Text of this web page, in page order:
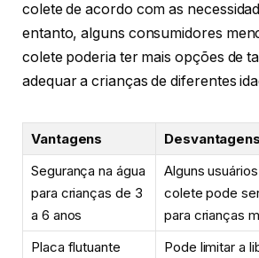
colete de acordo com as
entanto, alguns consumidores
colete poderia ter mais opções de
adequar a crianças de diferentes
Vantagens
Desvantagens
Segurança na água
para crianças de 3
a 6 anos
Alguns
colete pode
para crianças
Placa flutuante
Pode limitar a